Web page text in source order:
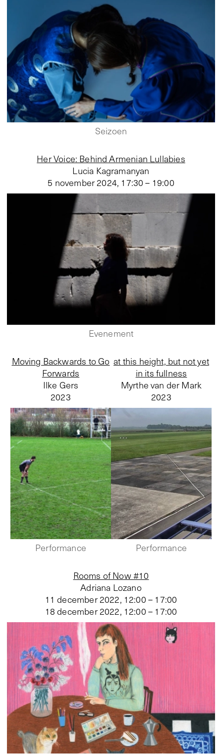
Seizoen
Her Voice: Behind Armenian Lullabies
Lucia Kagramanyan
5 november 2024, 17:30 – 19:00
Evenement
Moving Backwards to Go
Forwards
Ilke Gers
2023
Performance
at this height, but not yet
in its fullness
Myrthe van der Mark
2023
Performance
Rooms of Now #10
Adriana Lozano
11 december 2022, 12:00 – 17:00
18 december 2022, 12:00 – 17:00